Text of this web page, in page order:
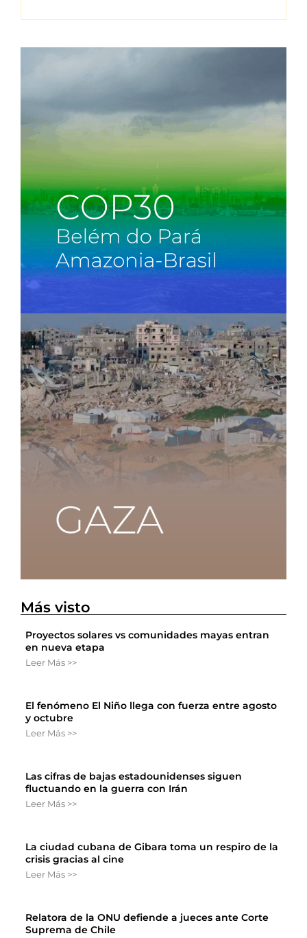
Más visto
Proyectos solares vs comunidades mayas entran
en nueva etapa
Leer Más >>
El fenómeno El Niño llega con fuerza entre agosto
y octubre
Leer Más >>
Las cifras de bajas estadounidenses siguen
fluctuando en la guerra con Irán
Leer Más >>
La ciudad cubana de Gibara toma un respiro de la
crisis gracias al cine
Leer Más >>
Relatora de la ONU defiende a jueces ante Corte
Suprema de Chile